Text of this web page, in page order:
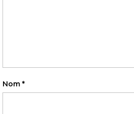
Nom *